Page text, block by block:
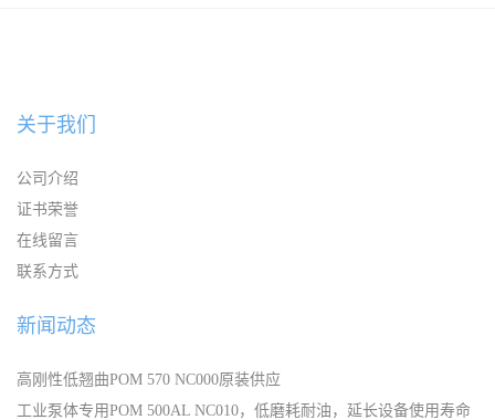
关于我们
公司介绍
证书荣誉
在线留言
联系方式
新闻动态
高刚性低翘曲POM 570 NC000原装供应
工业泵体专用POM 500AL NC010，低磨耗耐油，延长设备使用寿命